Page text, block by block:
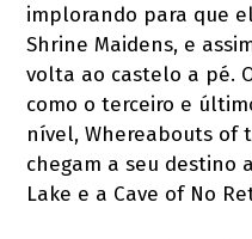
implorando para que
Shrine Maidens, e
volta ao castelo a pé.
como o terceiro e
nível, Whereabouts of
chegam a seu destino
Lake e a Cave of No